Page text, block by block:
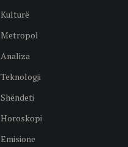
Kulturë
Metropol
Analiza
Teknologji
Shëndeti
Horoskopi
Emisione